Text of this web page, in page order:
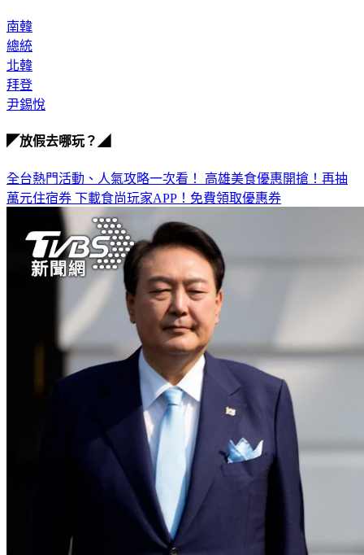
南韓
總統
北韓
拜登
尹錫悅
◤放假去哪玩？◢
全台熱門活動、人氣攻略一次看！ 高雄美食優惠開搶！再抽
萬元住宿券 下載食尚玩家APP！免費領取優惠券